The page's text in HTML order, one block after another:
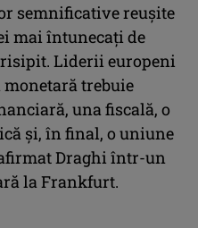
semnificative reuşite
mai întunecaţi de
risipit. Liderii europeni
trebuie
una fiscală, o
şi, în final, o uniune
Draghi într-un
la Frankfurt.